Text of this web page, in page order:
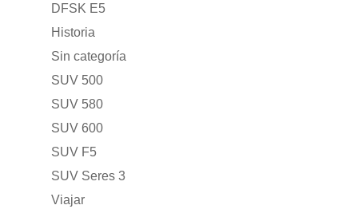
DFSK E5
Historia
Sin categoría
SUV 500
SUV 580
SUV 600
SUV F5
SUV Seres 3
Viajar